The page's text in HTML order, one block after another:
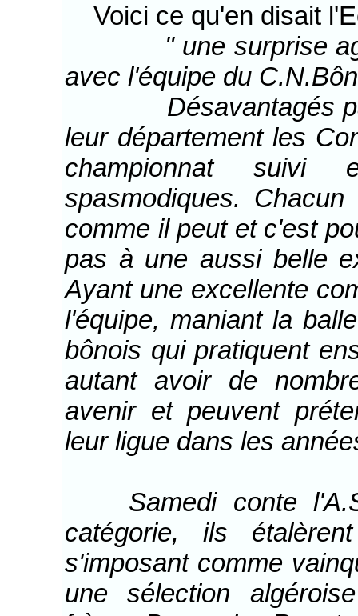
Voici ce qu'en disait
" une surprise
avec l'équipe du
Désavantagés par
leur département les
championnat suivi
spasmodiques.
comme il peut et c'est
pas à une aussi belle
Ayant une excellente
l'équipe, maniant la
bônois qui pratiquent
autant avoir de
avenir et peuvent
leur ligue dans les
Samedi conte
catégorie, ils
s'imposant comme
une sélection